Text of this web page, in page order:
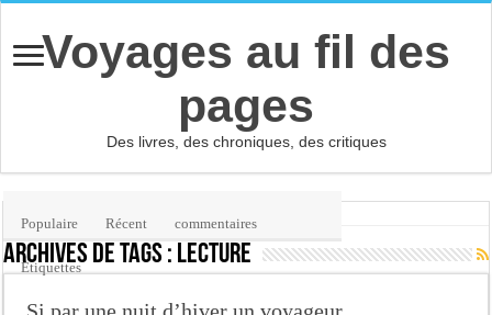
Voyages au fil des
pages
Des livres, des chroniques, des critiques
Archives de tags : lecture
Populaire Récent commentaires
Etiquettes